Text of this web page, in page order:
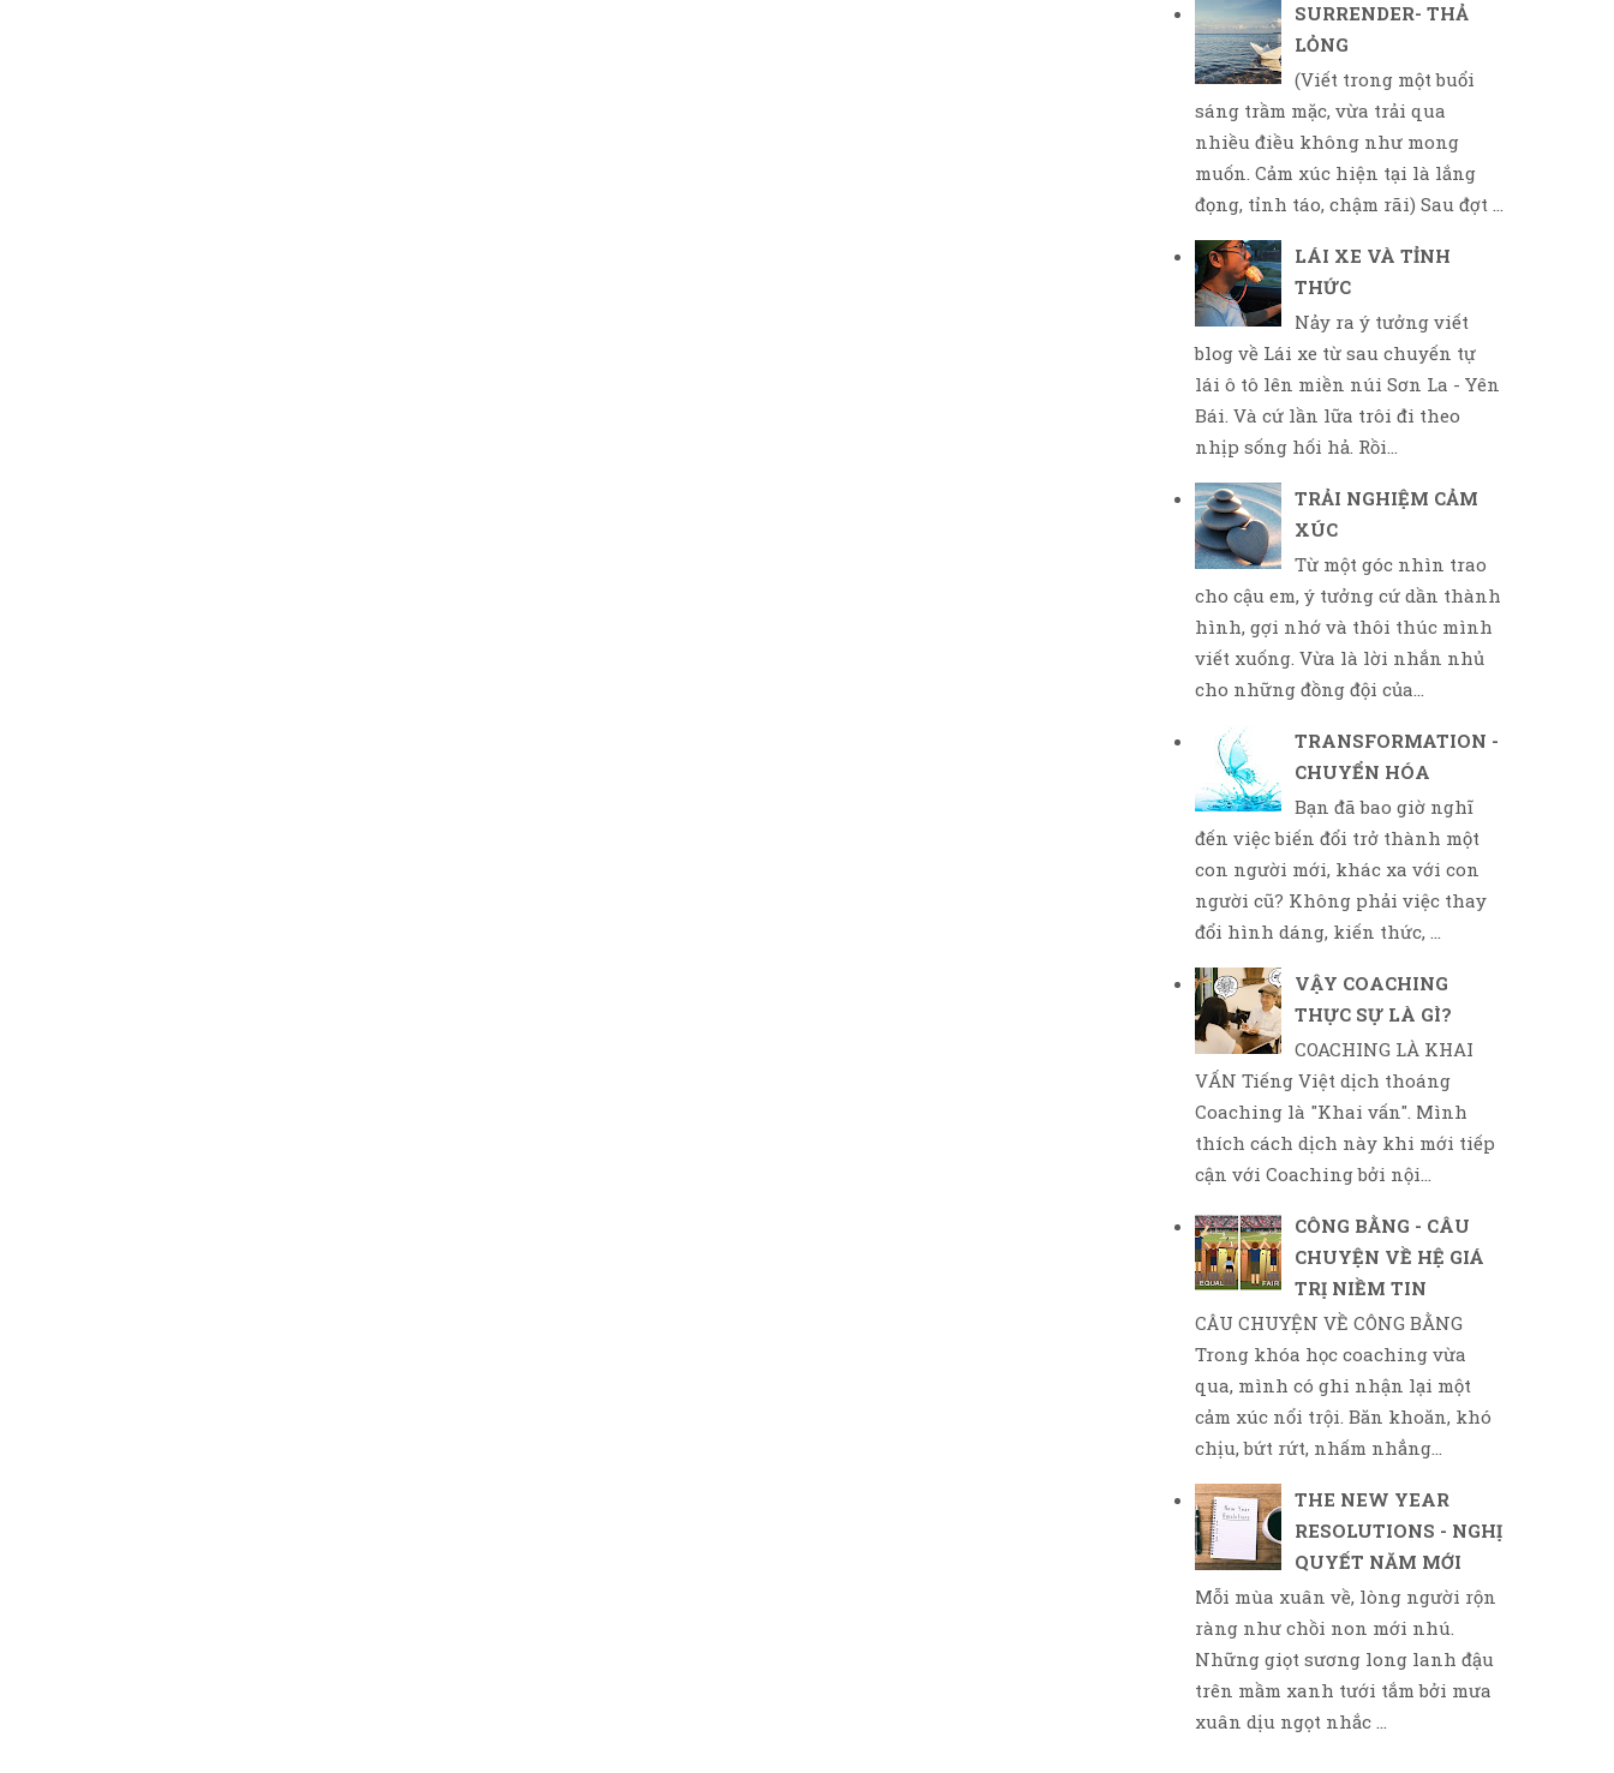
SURRENDER- THẢ
LỎNG
(Viết trong một buổi
sáng trầm mặc, vừa trải qua
nhiều điều không như mong
muốn. Cảm xúc hiện tại là lắng
đọng, tỉnh táo, chậm rãi) Sau đợt ...
LÁI XE VÀ TỈNH
THỨC
Nảy ra ý tưởng viết
blog về Lái xe từ sau chuyến tự
lái ô tô lên miền núi Sơn La - Yên
Bái. Và cứ lần lữa trôi đi theo
nhịp sống hối hả. Rồi...
TRẢI NGHIỆM CẢM
XÚC
Từ một góc nhìn trao
cho cậu em, ý tưởng cứ dần thành
hình, gợi nhớ và thôi thúc mình
viết xuống. Vừa là lời nhắn nhủ
cho những đồng đội của...
TRANSFORMATION -
CHUYỂN HÓA
Bạn đã bao giờ nghĩ
đến việc biến đổi trở thành một
con người mới, khác xa với con
người cũ? Không phải việc thay
đổi hình dáng, kiến thức, ...
VẬY COACHING
THỰC SỰ LÀ GÌ?
COACHING LÀ KHAI
VẤN Tiếng Việt dịch thoáng
Coaching là "Khai vấn". Mình
thích cách dịch này khi mới tiếp
cận với Coaching bởi nội...
CÔNG BẰNG - CÂU
CHUYỆN VỀ HỆ GIÁ
TRỊ NIỀM TIN
CÂU CHUYỆN VỀ CÔNG BẰNG
Trong khóa học coaching vừa
qua, mình có ghi nhận lại một
cảm xúc nổi trội. Băn khoăn, khó
chịu, bứt rứt, nhấm nhẳng...
THE NEW YEAR
RESOLUTIONS - NGHỊ
QUYẾT NĂM MỚI
Mỗi mùa xuân về, lòng người rộn
ràng như chồi non mới nhú.
Những giọt sương long lanh đậu
trên mầm xanh tưới tắm bởi mưa
xuân dịu ngọt nhắc ...